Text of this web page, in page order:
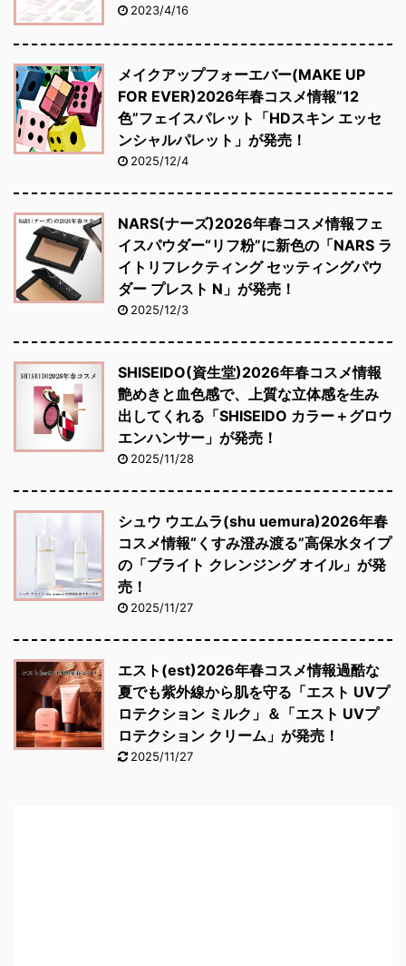
2023/4/16
メイクアップフォーエバー(MAKE UP
FOR EVER)2026年春コスメ情報”12
色”フェイスパレット「HDスキン エッセ
ンシャルパレット」が発売！
2025/12/4
NARS(ナーズ)2026年春コスメ情報フェ
イスパウダー“リフ粉”に新色の「NARS ラ
イトリフレクティング セッティングパウ
ダー プレスト N」が発売！
2025/12/3
SHISEIDO(資生堂)2026年春コスメ情報
艶めきと血色感で、上質な立体感を生み
出してくれる「SHISEIDO カラー＋グロウ
エンハンサー」が発売！
2025/11/28
シュウ ウエムラ(shu uemura)2026年春
コスメ情報“くすみ澄み渡る”高保水タイプ
の「ブライト クレンジング オイル」が発
売！
2025/11/27
エスト(est)2026年春コスメ情報過酷な
夏でも紫外線から肌を守る「エスト UVプ
ロテクション ミルク」＆「エスト UVプ
ロテクション クリーム」が発売！
2025/11/27